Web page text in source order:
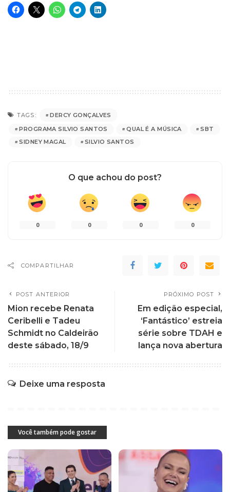
TAGS:
DERCY GONÇALVES
PROGRAMA SILVIO SANTOS
QUAL É A MÚSICA
SBT
SIDNEY MAGAL
SILVIO SANTOS
O que achou do post?
0 0 0 0
COMPARTILHAR
POST ANTERIOR
Mion recebe Renata
Ceribelli e Tadeu
Schmidt no Caldeirão
deste sábado, 18/9
PRÓXIMO POST
Em edição especial,
‘Fantástico’ estreia
série sobre TDAH e
lança nova abertura
Deixe uma resposta
Você também pode gostar